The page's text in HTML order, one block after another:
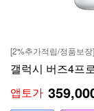
[2%추가적립/정품보장]
갤럭시 버즈4프
앱토가